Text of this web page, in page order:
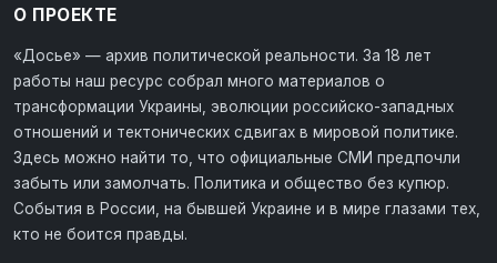
О ПРОЕКТЕ
«Досье» — архив политической реальности. За 18 лет
работы наш ресурс собрал много материалов о
трансформации Украины, эволюции российско-западных
отношений и тектонических сдвигах в мировой политике.
Здесь можно найти то, что официальные СМИ предпочли
забыть или замолчать. Политика и общество без купюр.
События в России, на бывшей Украине и в мире глазами тех,
кто не боится правды.